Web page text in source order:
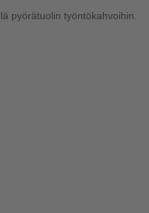
pyörätuolin työntökahvoihin.